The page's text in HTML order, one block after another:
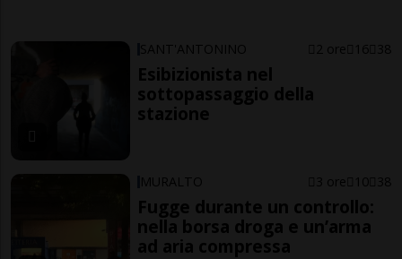
SANT'ANTONINO 2 ore 16 38
Esibizionista nel
sottopassaggio della
stazione
MURALTO 3 ore 10 38
Fugge durante un controllo:
nella borsa droga e un’arma
ad aria compressa